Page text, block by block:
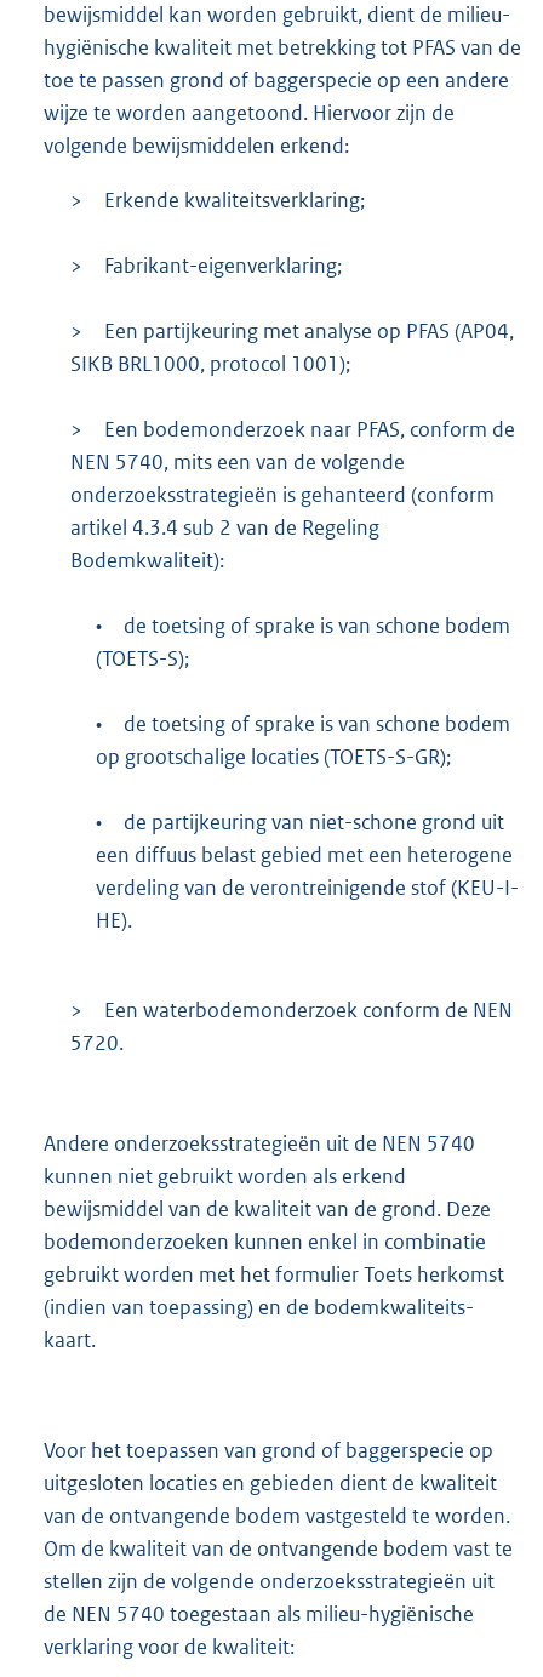
bewijsmiddel kan worden gebruikt, dient de milieu-
hygiënische kwaliteit met betrekking tot PFAS van de
toe te passen grond of baggerspecie op een andere
wijze te worden aangetoond. Hiervoor zijn de
volgende bewijsmiddelen erkend:
> Erkende kwaliteitsverklaring;
> Fabrikant-eigenverklaring;
>
Een partijkeuring met analyse op PFAS (AP04,
SIKB BRL1000, protocol 1001);
>
Een bodemonderzoek naar PFAS, conform de
NEN 5740, mits een van de volgende
onderzoeksstrategieën is gehanteerd (conform
artikel 4.3.4 sub 2 van de Regeling
Bodemkwaliteit):
•
de toetsing of sprake is van schone bodem
(TOETS-S);
•
de toetsing of sprake is van schone bodem
op grootschalige locaties (TOETS-S-GR);
•
de partijkeuring van niet-schone grond uit
een diffuus belast gebied met een heterogene
verdeling van de verontreinigende stof (KEU-I-
HE).
>
Een waterbodemonderzoek conform de NEN
5720.
Andere onderzoeksstrategieën uit de NEN 5740
kunnen niet gebruikt worden als erkend
bewijsmiddel van de kwaliteit van de grond. Deze
bodemonderzoeken kunnen enkel in combinatie
gebruikt worden met het formulier Toets herkomst
(indien van toepassing) en de bodemkwaliteits-
kaart.
Voor het toepassen van grond of baggerspecie op
uitgesloten locaties en gebieden dient de kwaliteit
van de ontvangende bodem vastgesteld te worden.
Om de kwaliteit van de ontvangende bodem vast te
stellen zijn de volgende onderzoeksstrategieën uit
de NEN 5740 toegestaan als milieu-hygiënische
verklaring voor de kwaliteit: